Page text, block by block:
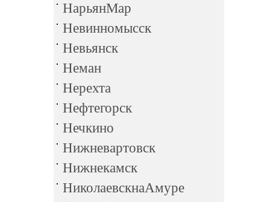
НарьянМар
Невинномысск
Невьянск
Неман
Нерехта
Нефтегорск
Нечкино
Нижневартовск
Нижнекамск
НиколаевскнаАмуре